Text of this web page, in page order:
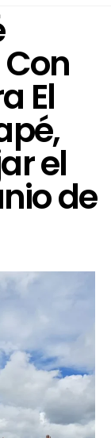
El
el
de